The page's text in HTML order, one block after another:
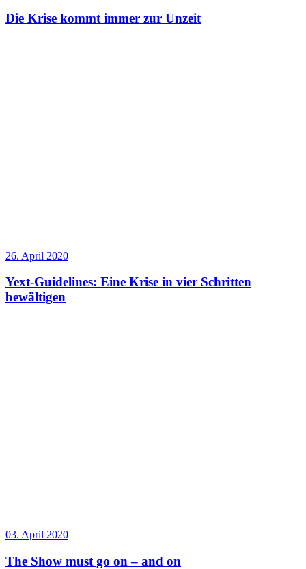
Die Krise kommt immer zur Unzeit
26. April 2020
Yext-Guidelines: Eine Krise in vier Schritten
bewältigen
03. April 2020
The Show must go on – and on